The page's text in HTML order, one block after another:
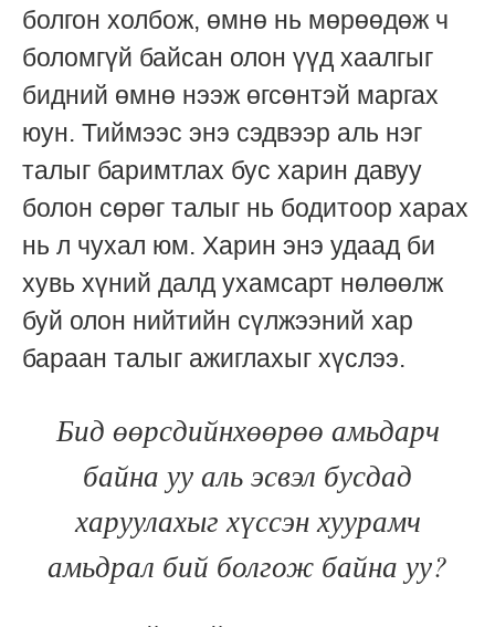
болгон холбож, өмнө нь мөрөөдөж ч
боломгүй байсан олон үүд хаалгыг
бидний өмнө нээж өгсөнтэй маргах
юун. Тиймээс энэ сэдвээр аль нэг
талыг баримтлах бус харин давуу
болон сөрөг талыг нь бодитоор харах
нь л чухал юм. Харин энэ удаад би
хувь хүний далд ухамсарт нөлөөлж
буй олон нийтийн сүлжээний хар
бараан талыг ажиглахыг хүслээ.
Бид өөрсдийнхөөрөө амьдарч
байна уу аль эсвэл бусдад
харуулахыг хүссэн хуурамч
амьдрал бий болгож байна уу?